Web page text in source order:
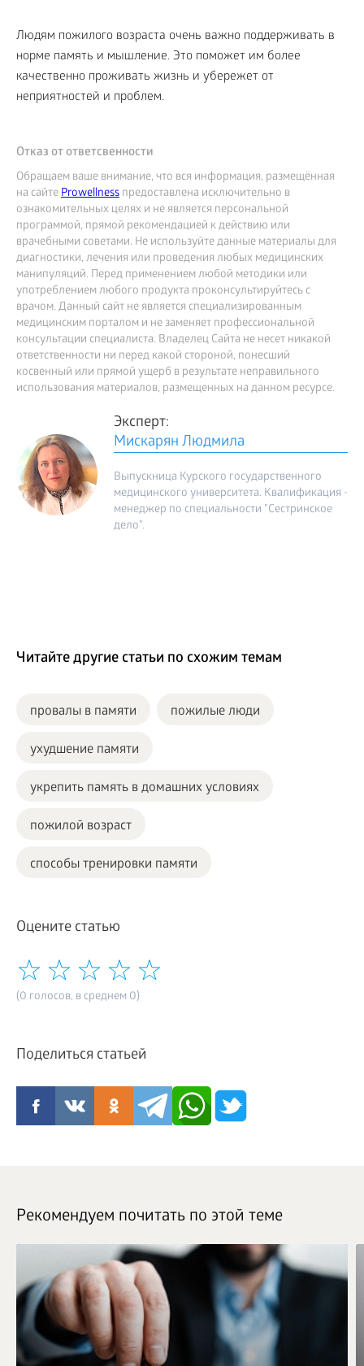
Людям пожилого возраста очень важно поддерживать в
норме память и мышление. Это поможет им более
качественно проживать жизнь и убережет от
неприятностей и проблем.
Отказ от ответсвенности
Обращаем ваше внимание, что вся информация, размещённая
на сайтеProwellness предоставлена исключительно в
ознакомительных целях и не является персональной
программой, прямой рекомендацией к действию или
врачебными советами. Не используйте данные материалы для
диагностики, лечения или проведения любых медицинских
манипуляций. Перед применением любой методики или
употреблением любого продукта проконсультируйтесь с
врачом. Данный сайт не является специализированным
медицинским порталом и не заменяет профессиональной
консультации специалиста. Владелец Сайта не несет никакой
ответственности ни перед какой стороной, понесший
косвенный или прямой ущерб в результате неправильного
использования материалов, размещенных на данном ресурсе.
Эксперт:
Мискарян Людмила
Выпускница Курского государственного
медицинского университета. Квалификация -
менеджер по специальности "Сестринское
дело".
Читайте другие статьи по схожим темам
провалы в памяти пожилые люди
ухудшение памяти
укрепить память в домашних условиях
пожилой возраст
способы тренировки памяти
Оцените статью
(0 голосов, в среднем 0)
Поделиться статьей
Рекомендуем почитать по этой теме